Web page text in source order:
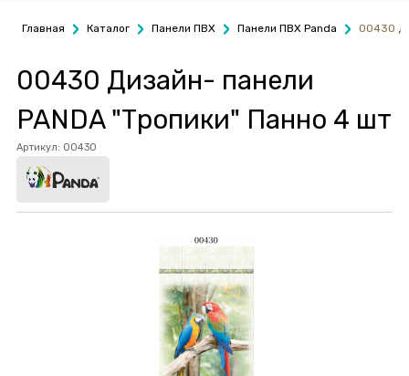
Главная Каталог Панели ПВХ Панели ПВХ Panda 00430
00430 Дизайн- панели
PANDA "Тропики" Панно 4 шт
Артикул: 00430